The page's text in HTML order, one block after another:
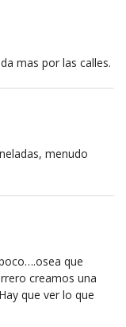
mas por las calles.
menudo
que
creamos una
que ver lo que